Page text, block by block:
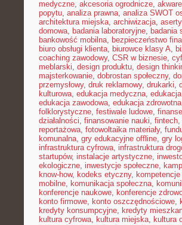
medyczne, akcesoria ogrodnicze,
popytu, analiza prawna, analiza SWOT
architektura miejska, archiwizacja,
domowa, badania laboratoryjne, badania
bankowość mobilna, bezpieczeństwo
biuro obsługi klienta, biurowce klasy A,
coaching zawodowy, CSR w biznesie,
meblarski, design produktu, design
majsterkowanie, dobrostan społeczny,
przemysłowy, druk reklamowy, drukarki,
kulturowa, edukacja medyczna,
edukacja zawodowa, edukacja zdrowotna
folklorystyczne, festiwale ludowe,
działalności, finansowanie nauki, fintech,
reportażowa, fotowoltaika materiały,
komunalna, gry edukacyjne offline, gry
infrastruktura cyfrowa, infrastruktura
startupów, instalacje artystyczne,
ekologiczne, inwestycje społeczne,
know-how, kodeks etyczny,
mobilne, komunikacja społeczna,
konferencje naukowe, konferencje
konto firmowe, konto oszczędnościowe,
kredyty konsumpcyjne, kredyty
kultura cyfrowa, kultura miejska, kultura